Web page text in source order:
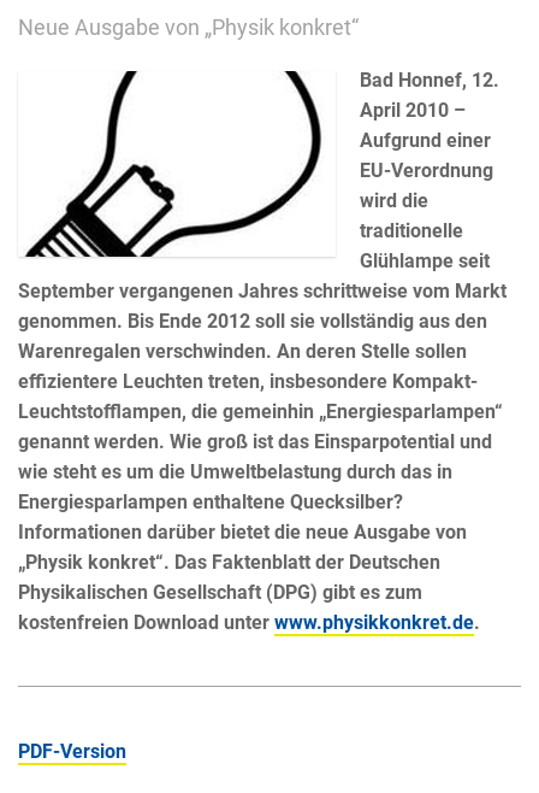
Neue Ausgabe von „Physik konkret“
Bad Honnef, 12.
April 2010 –
Aufgrund einer
EU-Verordnung
wird die
traditionelle
Glühlampe seit
September vergangenen Jahres schrittweise vom Markt
genommen. Bis Ende 2012 soll sie vollständig aus den
Warenregalen verschwinden. An deren Stelle sollen
effizientere Leuchten treten, insbesondere Kompakt-
Leuchtstofflampen, die gemeinhin „Energiesparlampen“
genannt werden. Wie groß ist das Einsparpotential und
wie steht es um die Umweltbelastung durch das in
Energiesparlampen enthaltene Quecksilber?
Informationen darüber bietet die neue Ausgabe von
„Physik konkret“. Das Faktenblatt der Deutschen
Physikalischen Gesellschaft (DPG) gibt es zum
kostenfreien Download unter www.physikkonkret.de.
PDF-Version